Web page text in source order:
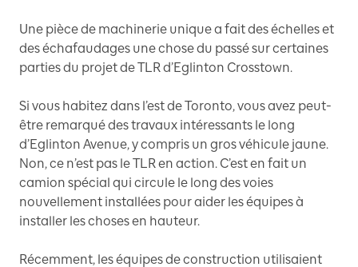
Une pièce de machinerie unique a fait des échelles et
des échafaudages une chose du passé sur certaines
parties du projet de TLR d’Eglinton Crosstown.
Si vous habitez dans l’est de Toronto, vous avez peut-
être remarqué des travaux intéressants le long
d’Eglinton Avenue, y compris un gros véhicule jaune.
Non, ce n’est pas le TLR en action. C’est en fait un
camion spécial qui circule le long des voies
nouvellement installées pour aider les équipes à
installer les choses en hauteur.
Récemment, les équipes de construction utilisaient